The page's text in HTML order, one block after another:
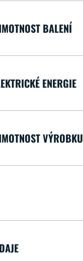
BALENÍ
ENERGIE
VÝROBKU